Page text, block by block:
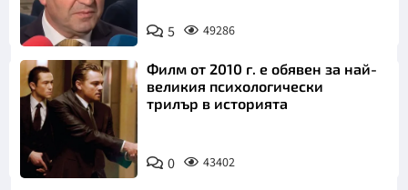
5 49286
Филм от 2010 г. е обявен за най-
великия психологически
трилър в историята
0 43402